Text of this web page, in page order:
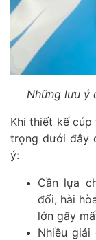
Những lưu ý
Khi thiết kế
trọng dưới đây
ý:
Cần lựa
đối, hài
lớn gây
Nhiều